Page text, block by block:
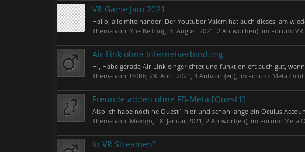
VR Game Jam 2021
Hallo, alle miteinander! Der Youtuber Valem hat auch dieses Jam
Thema von: Yue Beifong, 3. August 2021 , 2 Antwort(en), im Forum:
Air Link ohne Internetverbindung
Hi, Habe gerade Air Link eingerichtet und funktioniert auch gut,
Thema von: I30R6, 28. April 2021 , 3 Antwort(en), im Forum: Meta
Freunde adden ohne FB-Meta [Quest1]
Also ich habe noch ne Quest1 hier und schon lange ein Oculus
Thema von: Miedgo, 18. Januar 2021 , 2 Antwort(en), im Forum: Meta
In VR Streamen?